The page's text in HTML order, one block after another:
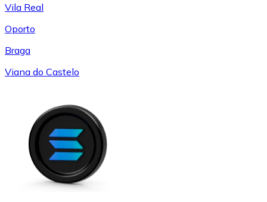
Vila Real
Oporto
Braga
Viana do Castelo